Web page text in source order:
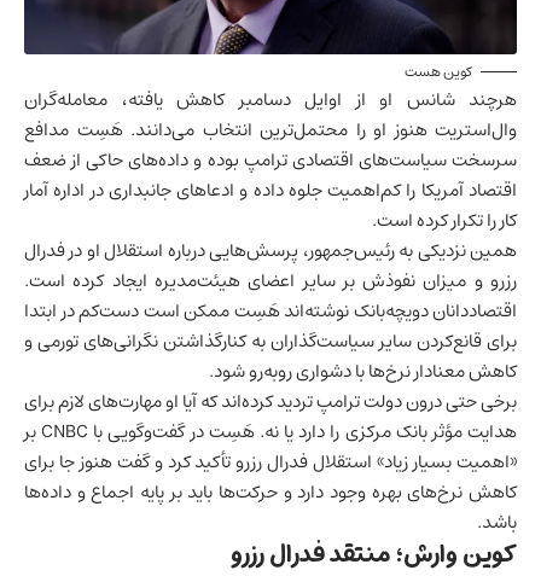
کوین هست
هرچند شانس او از اوایل دسامبر کاهش یافته، معامله‌گران
وال‌استریت هنوز او را محتمل‌ترین انتخاب می‌دانند. هَسِت مدافع
سرسخت سیاست‌های اقتصادی ترامپ بوده و داده‌های حاکی از ضعف
اقتصاد آمریکا را کم‌اهمیت جلوه داده و ادعاهای جانبداری در اداره آمار
کار را تکرار کرده است.
همین نزدیکی به رئیس‌جمهور، پرسش‌هایی درباره استقلال او در فدرال
رزرو و میزان نفوذش بر سایر اعضای هیئت‌مدیره ایجاد کرده است.
اقتصاددانان دویچه‌بانک نوشته‌اند هَسِت ممکن است دست‌کم در ابتدا
برای قانع‌کردن سایر سیاست‌گذاران به کنارگذاشتن نگرانی‌های تورمی و
کاهش معنادار نرخ‌ها با دشواری روبه‌رو شود.
برخی حتی درون دولت ترامپ تردید کرده‌اند که آیا او مهارت‌های لازم برای
هدایت مؤثر بانک مرکزی را دارد یا نه. هَسِت در گفت‌وگویی با CNBC بر
«اهمیت بسیار زیاد» استقلال فدرال رزرو تأکید کرد و گفت هنوز جا برای
کاهش نرخ‌های بهره وجود دارد و حرکت‌ها باید بر پایه اجماع و داده‌ها
باشد.
کوین وارش؛ منتقد فدرال رزرو